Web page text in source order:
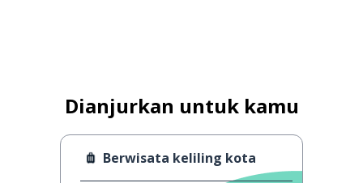
Dianjurkan untuk kamu
Berwisata keliling kota